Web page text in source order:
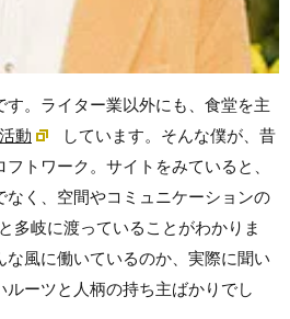
す。ライター業以外にも、食堂を主
動
しています。そんな僕が、昔
トワーク。サイトをみていると、
なく、空間やコミュニケーションの
多岐に渡っていることがわかりま
風に働いているのか、実際に聞い
ーツと人柄の持ち主ばかりでし